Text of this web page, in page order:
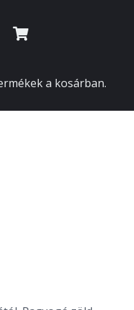
a kosárban.